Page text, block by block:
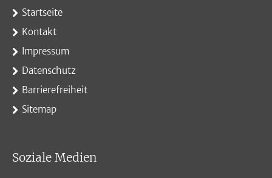
Startseite
Kontakt
Impressum
Datenschutz
Barrierefreiheit
Sitemap
Soziale Medien